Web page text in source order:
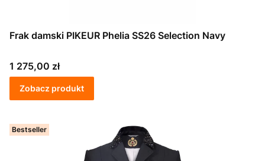
Frak damski PIKEUR Phelia SS26 Selection Navy
Cena
1 275,00 zł
Zobacz produkt
Bestseller